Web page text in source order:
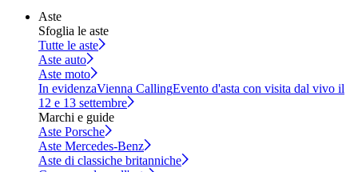
Aste
Sfoglia le aste
Tutte le aste
Aste auto
Aste moto
In evidenzaVienna CallingEvento d'asta con visita dal vivo il
12 e 13 settembre
Marchi e guide
Aste Porsche
Aste Mercedes-Benz
Aste di classiche britanniche